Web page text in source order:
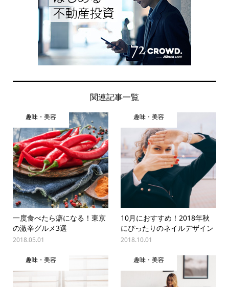
関連記事一覧
趣味・美容
一度食べたら癖になる！東京
の激辛グルメ3選
2018.05.01
趣味・美容
10月におすすめ！2018年秋
にぴったりのネイルデザイン
2018.10.01
趣味・美容 趣味・美容